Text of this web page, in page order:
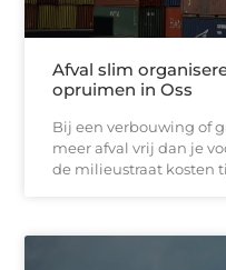
Afval slim
opruimen in Oss
Bij een verbouwing of
meer afval vrij dan je
de milieustraat kosten